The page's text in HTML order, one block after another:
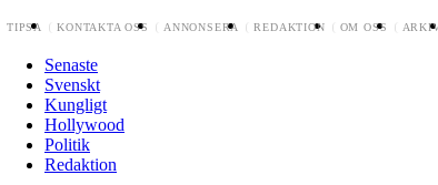
TIPSA KONTAKTA OSS ANNONSERA REDAKTION OM OSS
Senaste
Svenskt
Kungligt
Hollywood
Politik
Redaktion